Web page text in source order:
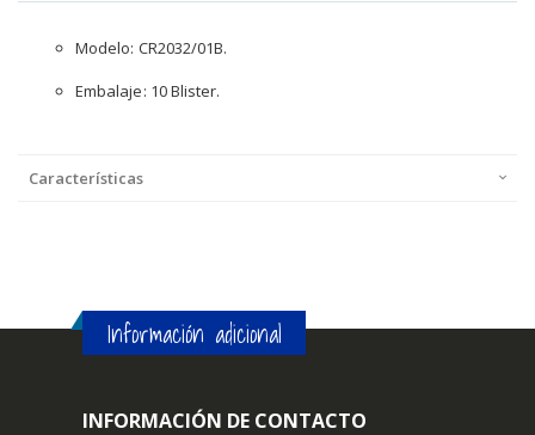
Modelo: CR2032/01B.
Embalaje: 10 Blister.
Características
Información adicional
INFORMACIÓN DE CONTACTO